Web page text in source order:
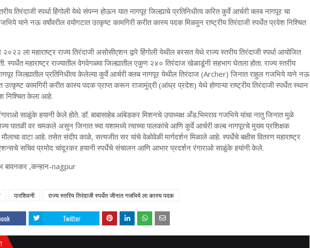
तिरंदाजी स्पर्धा हिंगोली येथे संपन्न होऊन यात नागपूर जिल्ह्याचे प्रतिनिधीत्व करित कुर्वे आर्चरी क्लब नागपूर चा
याने नऊ वर्षांवरील वयोगटात उत्कृष्ट कामगिरी करीत कास्य पदक मिळवुन राष्ट्रीय तिरंदाजी स्पर्धेत प्रवेश निश्चित
ला महाराष्ट्र राज्य तिरंदाजी असोसीएशन द्वारे हिंगोली येथील बरसत येथे राज्य स्तरीय तिरंदाजी स्पर्धा आयोजित
स्पर्धेत महाराष्ट्र राज्यातील वेगवेगळ्या जिल्ह्यातील एकुण २४० तिरंदाज खेळाडूंनी सहभाग घेतला होता. राज्य स्तरीय
जिल्ह्यातील प्रतिनिधीत्व केलेल्या कुर्वे आर्चरी क्लब नागपूर येथील तिरंदाज (Archer) जिनात राहुल गजभिये याने नऊ
उत्कृष्ट कामगिरी करीत कास्य पदक प्राप्त करून राजामुंद्री (आंध्र प्रदेश) येथे होणाऱ्या राष्ट्रीय तिरंदाजी स्पर्धेत स्थान
निश्चित केला आहे.
साळुंके हयानी केले होते. डॉ. बाबासाहेब आंबेडकर मिशनचे उपाध्यक्ष अँड.भिमराव गजभिये यांचा नातु जिनात मुळे
पातळी वर चमकले असुन जिनात च्या यशामध्ये त्याच्या पालकांचे आणि कुर्वे आर्चरी कल्ब नागपूरचे मुख्य प्रशिक्षक
मौलाचा वाटा आहे. तसेत संदीप काळे, सत्यजीत सर यांचे वेळोवेळी मार्गदर्शन मिळाले आहे. स्पर्धेचे बक्षीस वितरण महाराष्ट्र
सचिव प्रमोद चांदूरकर हयानी स्पर्धेचे संचालन आणि आभार प्रदर्शन रंगाराओ साळुंके हयांनी केले.
बावनकर ,कन्हान-nagpur
पारशिवनी राज्य स्तरिय तिरंदाजी स्पर्धेत जीनात गजभिये ला कास्य पदक
Twitter